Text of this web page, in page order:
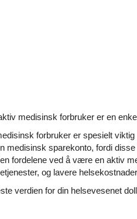
medisinsk forbruker er en
forbruker er spesielt
medisinsk sparekonto, fordi
fordelene ved å være en aktiv
og lavere
verdien for din helsevesenet